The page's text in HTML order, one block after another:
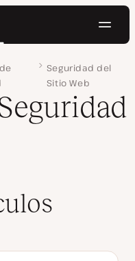
Pruébalo gratis
Seguridad del
Sitio Web